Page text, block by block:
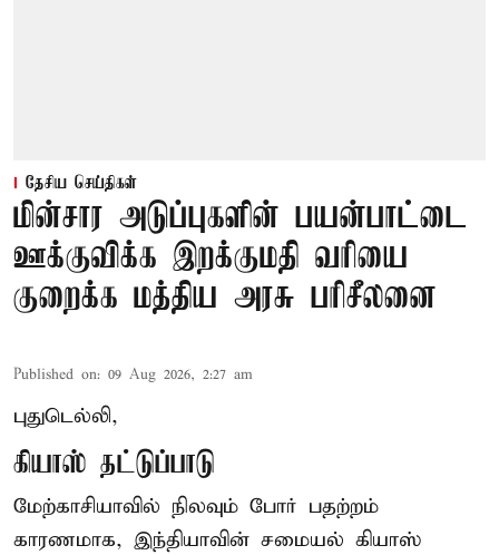
தேசிய செய்திகள்
மின்சார அடுப்புகளின் பயன்பாட்டை
ஊக்குவிக்க இறக்குமதி வரியை
குறைக்க மத்திய அரசு பரிசீலனை
Published on: 09 Aug 2026, 2:27 am
புதுடெல்லி,
கியாஸ் தட்டுப்பாடு
மேற்காசியாவில் நிலவும் போர் பதற்றம்
காரணமாக, இந்தியாவின் சமையல் கியாஸ்